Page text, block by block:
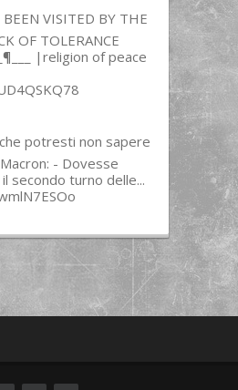
VISITED BY THE
OF TOLERANCE
|religion of peace
potresti non sapere
- Dovesse
secondo turno delle...